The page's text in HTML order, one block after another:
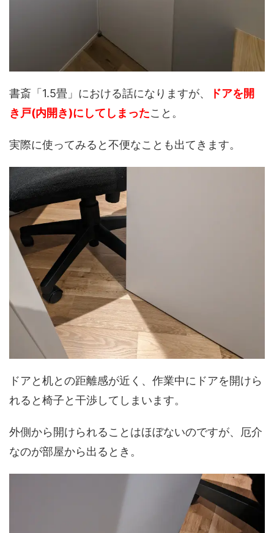
書斎「1.5畳」における話になりますが、
ドアを開
き戸(内開き)にしてしまったこと。
実際に使ってみると不便なことも出てきます。
ドアと机との距離感が近く、作業中にドアを開けら
れると椅子と干渉してしまいます。
外側から開けられることはほぼないのですが、厄介
なのが部屋から出るとき。